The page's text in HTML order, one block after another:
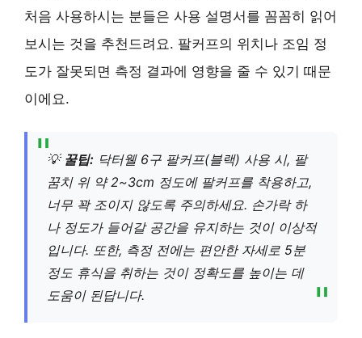
처음 사용하시는 분들은 사용 설명서를 꼼꼼히 읽어
보시는 것을 추천드려요. 팔커프의 위치나 조임 정
도가 잘못되면 측정 결과에 영향을 줄 수 있기 때문
이에요.
💡 꿀팁: 닥터웰 6구 팔커프(블랙) 사용 시, 팔
꿈치 위 약 2~3cm 정도에 팔커프를 착용하고,
너무 꽉 조이지 않도록 주의하세요. 손가락 하
나 정도가 들어갈 공간을 유지하는 것이 이상적
입니다. 또한, 측정 전에는 편안한 자세로 5분
정도 휴식을 취하는 것이 정확도를 높이는 데
도움이 된답니다.